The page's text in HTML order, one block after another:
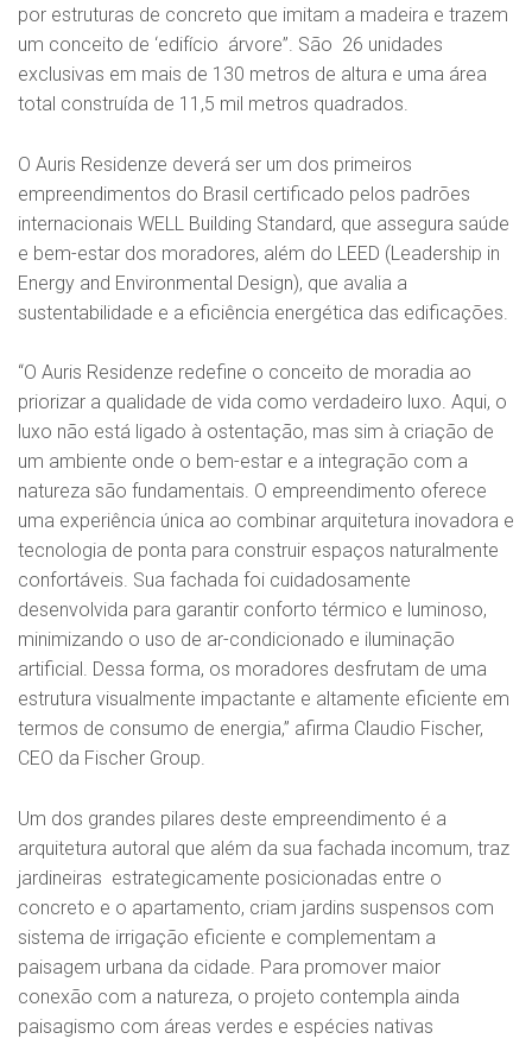
por estruturas de concreto que imitam a madeira e trazem
um conceito de ‘edifício árvore”. São 26 unidades
exclusivas em mais de 130 metros de altura e uma área
total construída de 11,5 mil metros quadrados.
O Auris Residenze deverá ser um dos primeiros
empreendimentos do Brasil certificado pelos padrões
internacionais WELL Building Standard, que assegura saúde
e bem-estar dos moradores, além do LEED (Leadership in
Energy and Environmental Design), que avalia a
sustentabilidade e a eficiência energética das edificações.
“O Auris Residenze redefine o conceito de moradia ao
priorizar a qualidade de vida como verdadeiro luxo. Aqui, o
luxo não está ligado à ostentação, mas sim à criação de
um ambiente onde o bem-estar e a integração com a
natureza são fundamentais. O empreendimento oferece
uma experiência única ao combinar arquitetura inovadora e
tecnologia de ponta para construir espaços naturalmente
confortáveis. Sua fachada foi cuidadosamente
desenvolvida para garantir conforto térmico e luminoso,
minimizando o uso de ar-condicionado e iluminação
artificial. Dessa forma, os moradores desfrutam de uma
estrutura visualmente impactante e altamente eficiente em
termos de consumo de energia,” afirma Claudio Fischer,
CEO da Fischer Group.
Um dos grandes pilares deste empreendimento é a
arquitetura autoral que além da sua fachada incomum, traz
jardineiras estrategicamente posicionadas entre o
concreto e o apartamento, criam jardins suspensos com
sistema de irrigação eficiente e complementam a
paisagem urbana da cidade. Para promover maior
conexão com a natureza, o projeto contempla ainda
paisagismo com áreas verdes e espécies nativas